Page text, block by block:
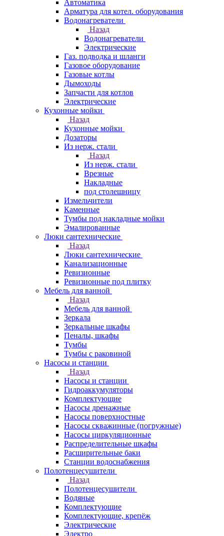
Автоматика
Арматура для котел. оборудования
Водонагреватели
Назад
Водонагреватели
Электрические
Газ. подводка и шланги
Газовое оборудование
Газовые котлы
Дымоходы
Запчасти для котлов
Электрические
Кухонные мойки
Назад
Кухонные мойки
Дозаторы
Из нерж. стали
Назад
Из нерж. стали
Врезные
Накладные
под столешницу
Измельчители
Каменные
Тумбы под накладные мойки
Эмалированные
Люки сантехнические
Назад
Люки сантехнические
Канализационные
Ревизионные
Ревизионные под плитку
Мебель для ванной
Назад
Мебель для ванной
Зеркала
Зеркальные шкафы
Пеналы, шкафы
Тумбы
Тумбы с раковиной
Насосы и станции
Назад
Насосы и станции
Гидроаккумуляторы
Комплектующие
Насосы дренажные
Насосы поверхностные
Насосы скважинные (погружные)
Насосы циркуляционные
Распределительные шкафы
Расширительные баки
Станции водоснабжения
Полотенцесушители
Назад
Полотенцесушители
Водяные
Комплектующие
Комплектующие, крепёж
Электрические
Электро